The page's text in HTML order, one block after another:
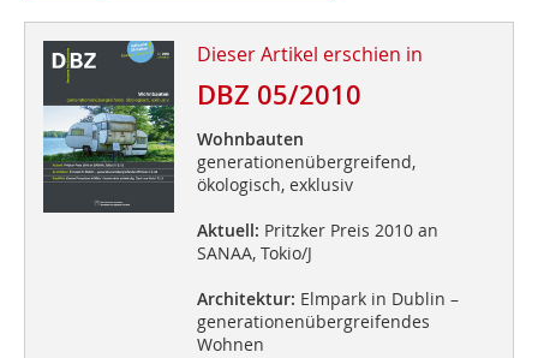
Dieser Artikel erschien in
DBZ 05/2010
Wohnbauten
generationenübergreifend,
ökologisch, exklusiv
Aktuell: Pritzker Preis 2010 an
SANAA, Tokio/J
Architektur: Elmpark in Dublin –
generationenübergreifendes
Wohnen